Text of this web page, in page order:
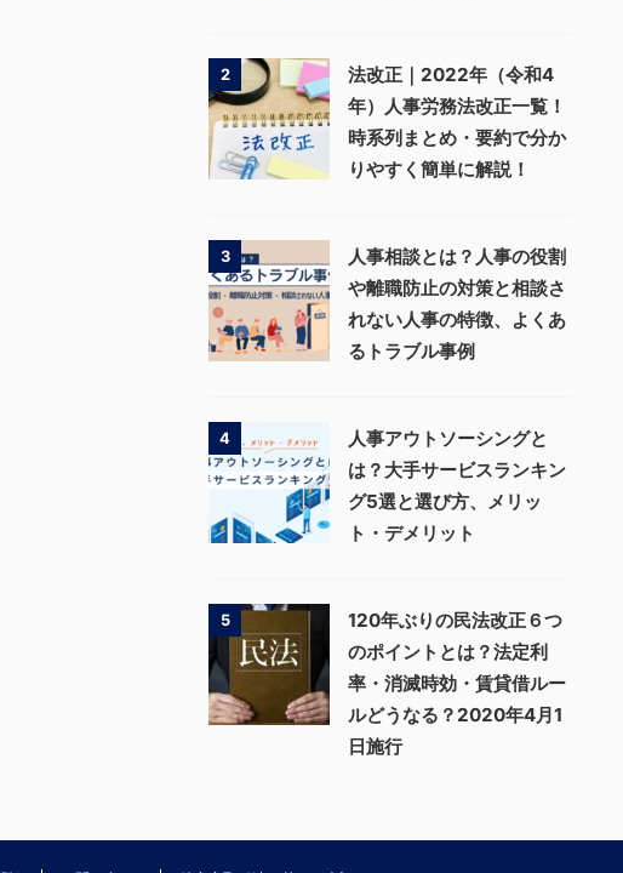
2
法改正｜2022年（令和4
年）人事労務法改正一覧！
時系列まとめ・要約で分か
りやすく簡単に解説！
3
人事相談とは？人事の役割
や離職防止の対策と相談さ
れない人事の特徴、よくあ
るトラブル事例
4
人事アウトソーシングと
は？大手サービスランキン
グ5選と選び方、メリッ
ト・デメリット
5
120年ぶりの民法改正６つ
のポイントとは？法定利
率・消滅時効・賃貸借ルー
ルどうなる？2020年4月1
日施行